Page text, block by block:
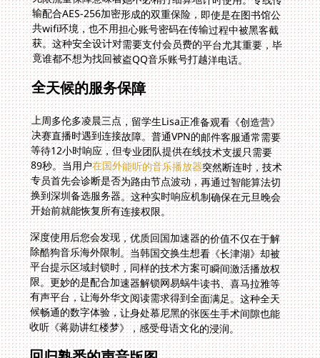
竟谁都不想为找回被盗QQ音乐账号打越洋电话。
全天候的服务保障
上周多伦多凌晨三点，留学生Lisa正准备观看《创造营》
决赛直播时遇到连接故障。普通VPN的邮件客服通常需要
等待12小时响应，但专业团队提供在线技术支援只需要
89秒。当用户在国外能听的音乐播放器突然断连时，技术
专员首先会诊断是否为路由节点波动，再通过智能算法切
换到深圳备选服务器。这种实时响应机制确保在元旦晚会
开始前就能恢复所有连接权限。
深度使用后您会发现，优质回国加速器的价值不仅在于解
除酷狗音乐海外限制。当韩国交换生想看《长津湖》却被
平台提示区域封锁时，同样的技术方案可瞬间激活播放权
限。更妙的是配合加速器解锁网易蜗牛读书、喜马拉雅等
有声平台，让海外华文阅读需求得到全面满足。这种全天
候畅通的数字体验，让身处慕尼黑的张医生手术间隙也能
收听《蒋勋讲红楼梦》，感受母语文化的浸润。